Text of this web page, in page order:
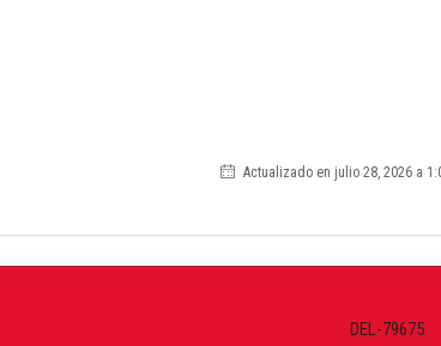
Actualizado en julio 28, 2026 a
DEL-79675